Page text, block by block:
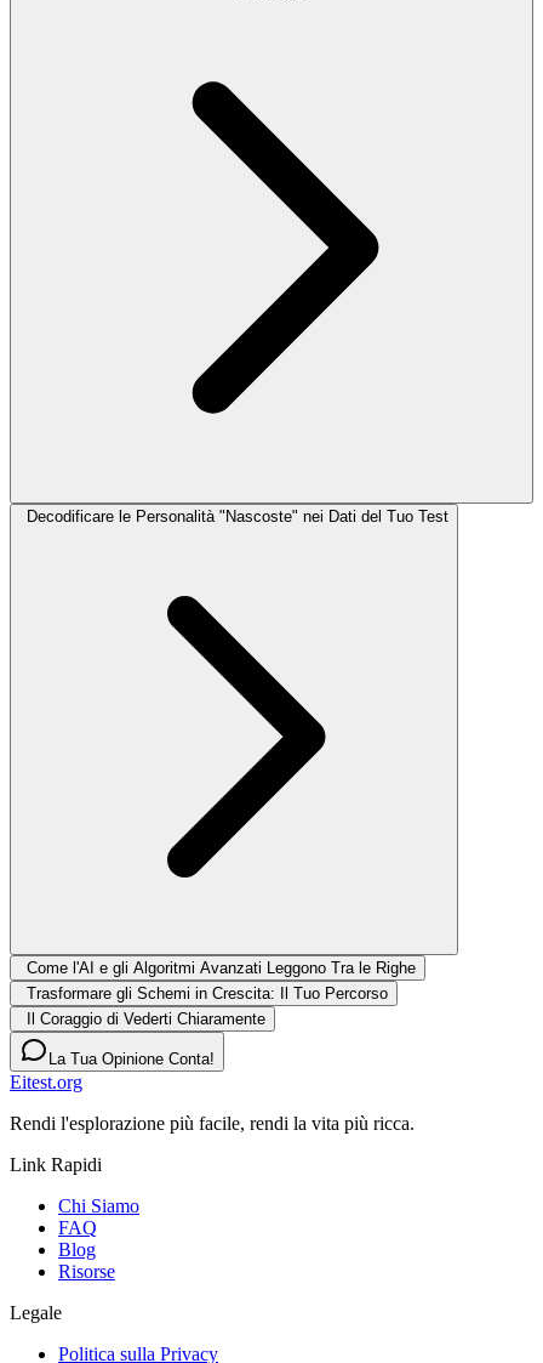
Decodificare le Personalità "Nascoste" nei Dati del Tuo Test
Come l'AI e gli Algoritmi Avanzati Leggono Tra le Righe
Trasformare gli Schemi in Crescita: Il Tuo Percorso
Il Coraggio di Vederti Chiaramente
La Tua Opinione Conta!
Eitest.org
Rendi l'esplorazione più facile, rendi la vita più ricca.
Link Rapidi
Chi Siamo
FAQ
Blog
Risorse
Legale
Politica sulla Privacy